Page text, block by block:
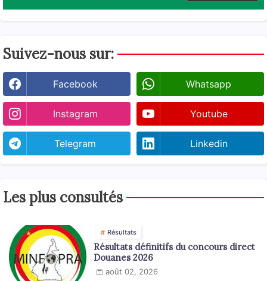
Suivez-nous sur:
Facebook Whatsapp
Instagram Youtube
Telegram Linkedin
Les plus consultés
Résultats
Résultats définitifs du concours direct
Douanes 2026
août 02, 2026